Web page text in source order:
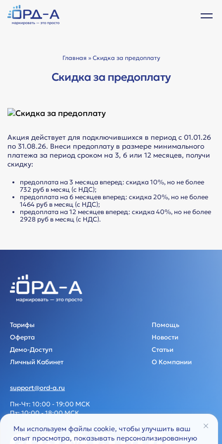
Мы используем файлы cookie, чтобы улучшить ваш
опыт просмотра, показывать персонализированную
Главная » Скидка за предоплату
Скидка за предоплату
Акция действует для подключившихся в период с 01.01.26
по 31.08.26. Внеси предоплату в размере минимального
платежа за период сроком на 3, 6 или 12 месяцев, получи
скидку:
предоплата на 3 месяца вперед: скидка 10%, но не более
732 руб в месяц (с НДС);
предоплата на 6 месяцев вперед: скидка 20%, но не более
1464 руб в месяц (с НДС);
предоплата на 12 месяцев вперед: скидка 40%, но не более
2928 руб в месяц (с НДС).
Тарифы
Оферта
Демо-Доступ
Личный Кабинет
Помощь
Новости
Статьи
О Компании
support@ord-a.ru
Пн-Чт: 10:00 - 19:00 МСК
Пт: 10:00 - 18:00 МСК